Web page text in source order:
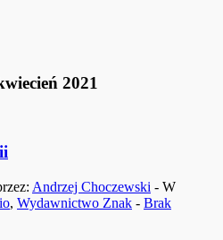
2021
Andrzej Choczewski - W
, Wydawnictwo Znak - Brak